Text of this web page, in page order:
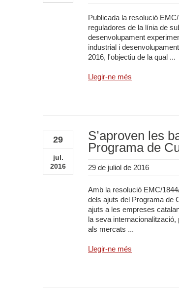
Publicada la resolució
reguladores de la línia de
desenvolupament
industrial i
2016, l'objectiu de la qual ...
Llegir-ne més
29
jul.
2016
S’aproven les
Programa de
29 de juliol de 2016
Amb la resolució EMC/
dels ajuts del Programa de
ajuts a les empreses
la seva
als mercats ...
Llegir-ne més